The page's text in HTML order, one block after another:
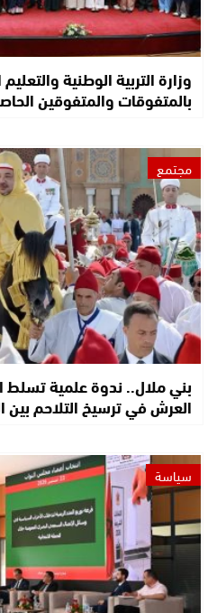
وزارة التربية الوطنية
بالمتفوقات والمتفوقين
مجتمع
بني ملال.. ندوة علمية تسلط
العرش في ترسيخ التلاحم
سياسة